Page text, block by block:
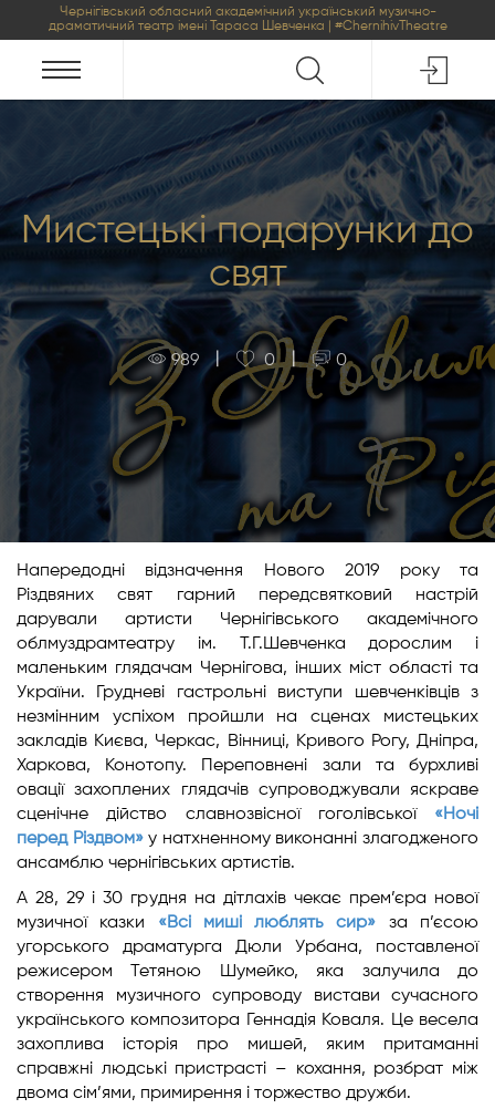
Чернігівський обласний академічний український музично-
драматичний театр імені Тараса Шевченка | #ChernihivTheatre
Мистецькі подарунки до
свят
989 | 0 | 0
Напередодні відзначення Нового 2019 року та
Різдвяних свят гарний передсвятковий настрій
дарували артисти Чернігівського академічного
облмуздрамтеатру ім. Т.Г.Шевченка дорослим і
маленьким глядачам Чернігова, інших міст області та
України. Грудневі гастрольні виступи шевченківців з
незмінним успіхом пройшли на сценах мистецьких
закладів Києва, Черкас, Вінниці, Кривого Рогу, Дніпра,
Харкова, Конотопу. Переповнені зали та бурхливі
овації захоплених глядачів супроводжували яскраве
сценічне дійство славнозвісної гоголівської «Ночі
перед Різдвом»у натхненному виконанні злагодженого
ансамблю чернігівських артистів.
А 28, 29 і 30 грудня на дітлахів чекає прем’єра нової
музичної казки «Всі миші люблять сир» за п’єсою
угорського драматурга Дюли Урбана, поставленої
режисером Тетяною Шумейко, яка залучила до
створення музичного супроводу вистави сучасного
українського композитора Геннадія Коваля. Це весела
захоплива історія про мишей, яким притаманні
справжні людські пристрасті – кохання, розбрат між
двома сім’ями, примирення і торжество дружби.